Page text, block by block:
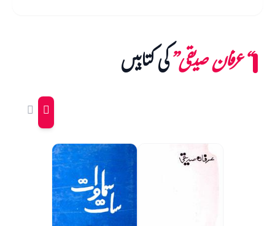
“عرفان صدیقی”کی کتابیں